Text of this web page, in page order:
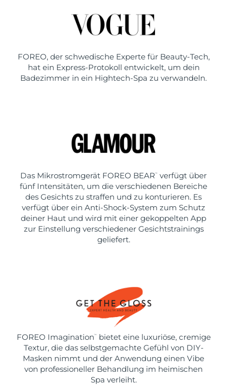
FOREO, der schwedische Experte für Beauty-Tech,
hat ein Express-Protokoll entwickelt, um dein
Badezimmer in ein Hightech-Spa zu verwandeln.
Das Mikrostromgerät FOREO BEAR ™
verfügt über
fünf Intensitäten, um die verschiedenen Bereiche
des Gesichts zu straffen und zu konturieren. Es
verfügt über ein Anti-Shock-System zum Schutz
deiner Haut und wird mit einer gekoppelten App
zur Einstellung verschiedener Gesichtstrainings
geliefert.
FOREO Imagination ™
bietet eine luxuriöse, cremige
Textur, die das selbstgemachte Gefühl von DIY-
Masken nimmt und der Anwendung einen Vibe
von professioneller Behandlung im heimischen
Spa verleiht.